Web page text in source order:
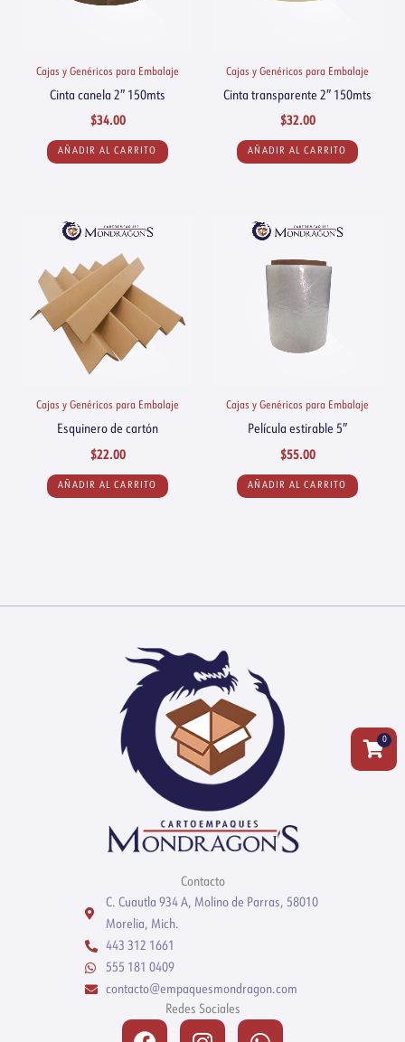
Cajas y Genéricos para Embalaje
Cinta canela 2″ 150mts
$34.00
AÑADIR AL CARRITO
Cajas y Genéricos para Embalaje
Cinta transparente 2″ 150mts
$32.00
AÑADIR AL CARRITO
Cajas y Genéricos para Embalaje
Esquinero de cartón
$22.00
AÑADIR AL CARRITO
Cajas y Genéricos para Embalaje
Película estirable 5″
$55.00
AÑADIR AL CARRITO
Contacto
C. Cuautla 934 A, Molino de Parras, 58010
Morelia, Mich.
443 312 1661
555 181 0409
contacto@empaquesmondragon.com
Redes Sociales
FacebookInstagramWhatsapp
0